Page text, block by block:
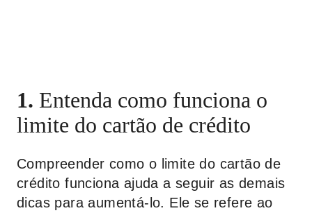
1. Entenda como funciona o
limite do cartão de crédito
Compreender como o limite do cartão de
crédito funciona ajuda a seguir as demais
dicas para aumentá-lo. Ele se refere ao